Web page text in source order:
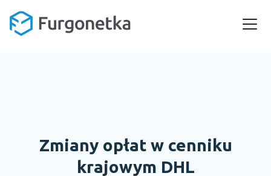
Zmiany opłat w cenniku
krajowym DHL